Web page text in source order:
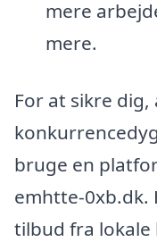
mere
mere.
For at sikre
bruge en
emhtte-0xb.dk.
tilbud fra